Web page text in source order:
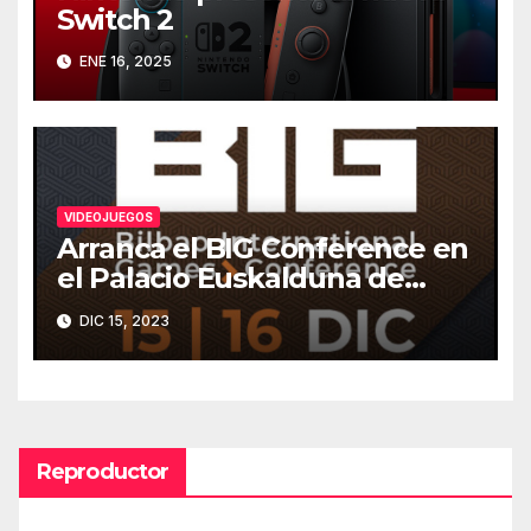
Switch 2
ENE 16, 2025
VIDEOJUEGOS
Arranca el BIG Conference en
el Palacio Euskalduna de
Bilbao
DIC 15, 2023
Reproductor